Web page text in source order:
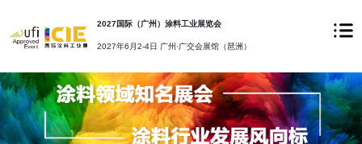
2027国际（广州）涂料工业展览会
2027年6月2-4日 广州·广交会展馆（琶洲）